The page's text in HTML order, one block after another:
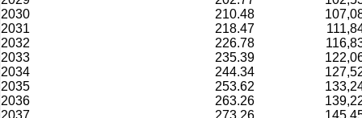
2030
210.48
2031
218.47
2032
226.78
2033
235.39
2034
244.34
2035
253.62
2036
263.26
2037
273.26